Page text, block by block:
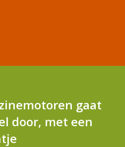
gaat
door, met een